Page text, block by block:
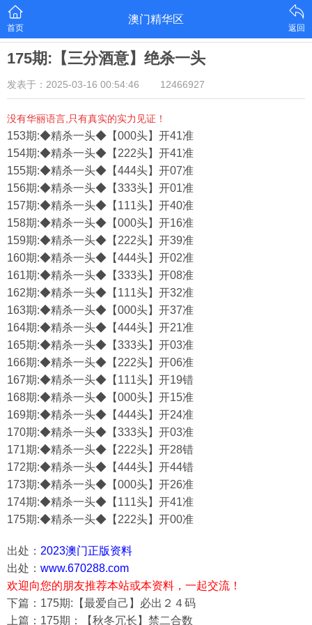
首页
澳门精华区
返回
175期:【三分酒意】绝杀一头
发表于：2025-03-16 00:54:46 12466927
没有华丽语言,只有真实的实力见证！
153期:◆精杀一头◆【000头】开41准
154期:◆精杀一头◆【222头】开41准
155期:◆精杀一头◆【444头】开07准
156期:◆精杀一头◆【333头】开01准
157期:◆精杀一头◆【111头】开40准
158期:◆精杀一头◆【000头】开16准
159期:◆精杀一头◆【222头】开39准
160期:◆精杀一头◆【444头】开02准
161期:◆精杀一头◆【333头】开08准
162期:◆精杀一头◆【111头】开32准
163期:◆精杀一头◆【000头】开37准
164期:◆精杀一头◆【444头】开21准
165期:◆精杀一头◆【333头】开03准
166期:◆精杀一头◆【222头】开06准
167期:◆精杀一头◆【111头】开19错
168期:◆精杀一头◆【000头】开15准
169期:◆精杀一头◆【444头】开24准
170期:◆精杀一头◆【333头】开03准
171期:◆精杀一头◆【222头】开28错
172期:◆精杀一头◆【444头】开44错
173期:◆精杀一头◆【000头】开26准
174期:◆精杀一头◆【111头】开41准
175期:◆精杀一头◆【222头】开00准
出处： 2023澳门正版资料
出处： www.670288.com
欢迎向您的朋友推荐本站或本资料，一起交流！
下篇：175期:【最爱自己】必出２４码
上篇：175期：【秋冬冗长】禁二合数